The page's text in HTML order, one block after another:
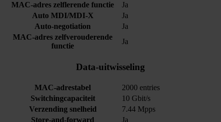
MAC-adres zelflerende functie
Ja
Auto MDI/MDI-X
Ja
Auto-negotiation
Ja
MAC-adres zelfverouderende
functie
Ja
Data-uitwisseling
MAC-adrestabel
2000 entries
Switchingcapaciteit
10 Gbit/s
Verzending snelheid
7.44 Mpps
Store-and-forward
Ja